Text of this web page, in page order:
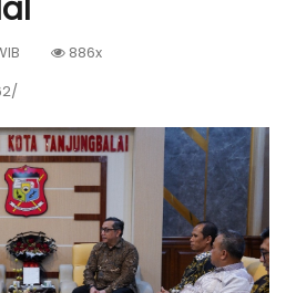
886x